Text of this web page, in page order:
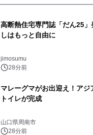
高断熱住宅専門誌「だん25
しはもっと自由に
jimosumu
28分前
マレーグマがお出迎え！ア
トイレが完成
山口県周南市
28分前